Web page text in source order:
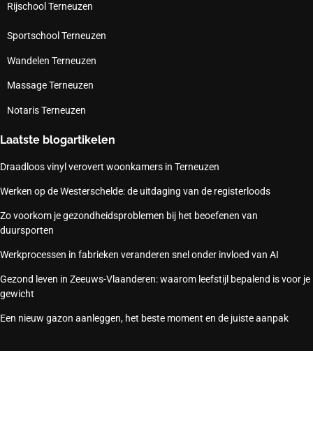
Rijschool Terneuzen
Sportschool Terneuzen
Wandelen Terneuzen
Massage Terneuzen
Notaris Terneuzen
Laatste blogartikelen
Draadloos vinyl verovert woonkamers in Terneuzen
Werken op de Westerschelde: de uitdaging van de registerloods
Zo voorkom je gezondheidsproblemen bij het beoefenen van
duursporten
Werkprocessen in fabrieken veranderen snel onder invloed van AI
Gezond leven in Zeeuws-Vlaanderen: waarom leefstijl bepalend is voor je
gewicht
Een nieuw gazon aanleggen, het beste moment en de juiste aanpak